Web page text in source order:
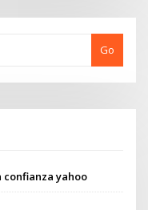
Go
yahoo